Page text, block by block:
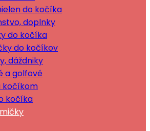
do kočíka
doplnky
do kočíka
do kočíkov
dáždniky
a golfové
kočíkom
kočíka